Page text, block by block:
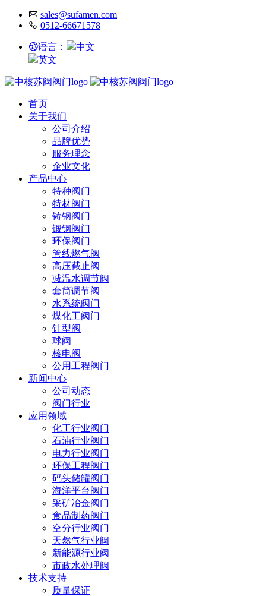
sales@sufamen.com
0512-66671578
语言：
中文
英文
首页
关于我们
公司介绍
品牌优势
服务理念
企业文化
产品中心
特种阀门
特材阀门
铸钢阀门
锻钢阀门
环保阀门
管线燃气阀
高压截止阀
减温水调节阀
套筒调节阀
水系统阀门
煤化工阀门
针型阀
球阀
核电阀
公用工程阀门
新闻中心
公司动态
阀门行业
应用领域
化工行业阀门
石油行业阀门
电力行业阀门
环保工程阀门
码头储罐阀门
海洋平台阀门
采矿冶金阀门
食品制药阀门
空分行业阀门
天然气行业阀
新能源行业阀
市政水处理阀
技术支持
质量保证